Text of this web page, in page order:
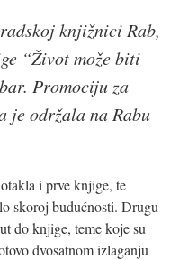
knjižnici Rab,
“Život može biti
Promociju za
je održala na Rabu
i prve knjige, te
skoroj budućnosti. Drugu
do knjige, teme koje su
dvosatnom izlaganju